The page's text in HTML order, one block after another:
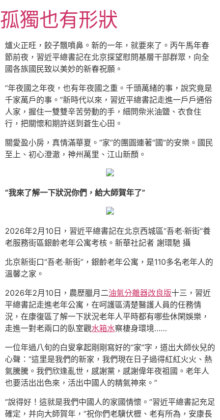
至
主
要
內
容
孤獨也有形狀
爐火正旺，餃子飄噴鼻。新的一年，就要來了。丙午馬年春
節前夜，習近平總書記在北京探望慰問基層干部群眾，向全
國各族國民致以美妙的新春祝願。
“年夜國之年夜，也有年夜國之重。千頭萬緒的事，說究竟是
千家萬戶的事。”新時代以來，習近平總書記走進一戶戶通俗
人家，握住一雙雙辛苦勞動的手，細問柴米油鹽、衣食住
行，把關懷和期許送到蒼生心田。
關愛盈小房，真情滿華夏。“家”的團圓連著“國”的安樂。國民
至上、初心澄澈，神州萬里、江山新顏。
“我來了解一下狀況你們，給大師賀年了”
2026年2月10日，習近平總書記在北京西城區“吾老·新街”養
老服務街區銀齡老年公寓考核。新華社記者 謝環馳 攝
北京新街口“吾老·新街”，銀齡老年公寓，是110多名老年人的
溫馨之家。
2026年2月10日，農歷臘月二油氣分離器改良版十三，習近
平總書記走進老年公寓，在呵護區清楚醫護人員的任務情
況，在康復區了解一下狀況老年人平時都有哪些休閑娛樂，
走進一對老兩口的臥室觀水箱水察棲身環境……
一位年過八旬的白叟拿起剛剛寫好的“家”字，道出大師伙兒的
心聲：“這里是我們的新家，我們現在日子過得紅紅火火、熱
氣騰騰。我們欣逢亂世，感謝黨，感謝偉年夜祖國。老年人
也要活出出色來，活出中國人的精氣神來。”
“說得好！這就是我們中國人的家國情懷。”習近平總書記充足
確定，并向大師賀年，“祝你們老驥伏櫪、老有所為，安康長